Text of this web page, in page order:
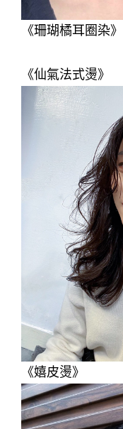
《珊瑚橘耳圈染》
《仙氣法式燙》
《嬉皮燙》